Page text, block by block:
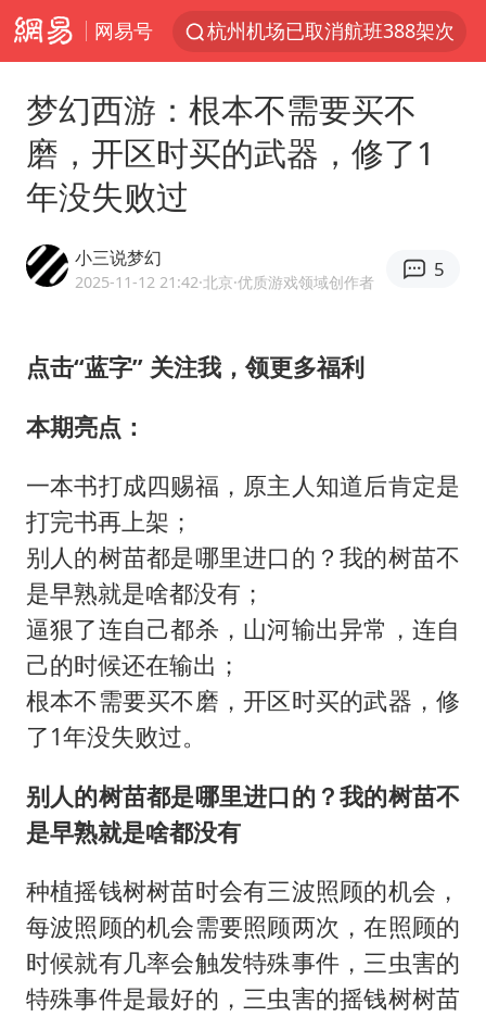
网易号
杭州机场已取消航班388架次
白海豚北上或致京津冀暴雨
上海中心千吨“镇楼神器”摆动明显
构建更高水平的全民健身公共服务体系
云南一男子胃中取出180颗铁钉
曹颖儿子首次演长剧
奋力开创中国式现代化建设新局面
梦幻西游：根本不需要买不
磨，开区时买的武器，修了1
年没失败过
小三说梦幻
2025-11-12 21:42·北京·优质游戏领域创作者
5
点击“蓝字” 关注我，领更多福利
本期亮点：
一本书打成四赐福，原主人知道后肯定是
打完书再上架；
别人的树苗都是哪里进口的？我的树苗不
是早熟就是啥都没有；
逼狠了连自己都杀，山河输出异常，连自
己的时候还在输出；
根本不需要买不磨，开区时买的武器，修
了1年没失败过。
别人的树苗都是哪里进口的？我的树苗不
是早熟就是啥都没有
种植摇钱树树苗时会有三波照顾的机会，
每波照顾的机会需要照顾两次，在照顾的
时候就有几率会触发特殊事件，三虫害的
特殊事件是最好的，三虫害的摇钱树树苗